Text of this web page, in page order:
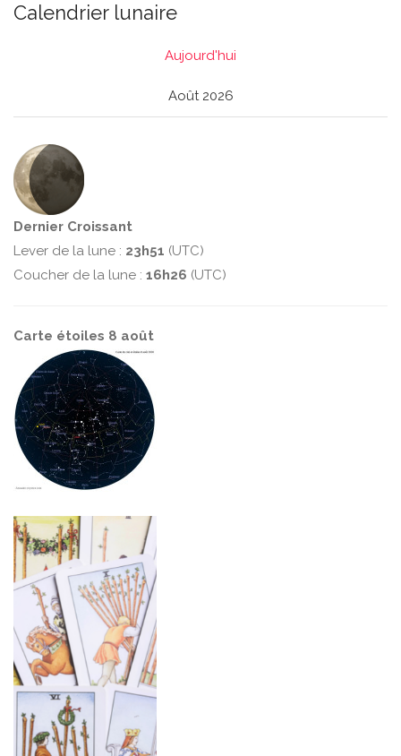
Calendrier lunaire
Aujourd'hui
Août 2026
Dernier Croissant
Lever de la lune : 23h51 (UTC)
Coucher de la lune : 16h26 (UTC)
Carte étoiles 8 août